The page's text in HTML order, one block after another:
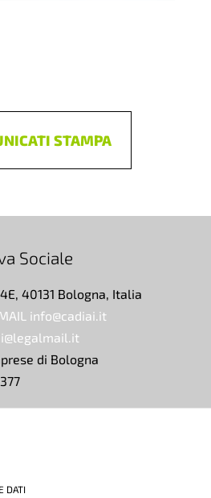
STAMPA
Sociale
40131 Bologna, Italia
info@cadiai.it
di Bologna
DATI